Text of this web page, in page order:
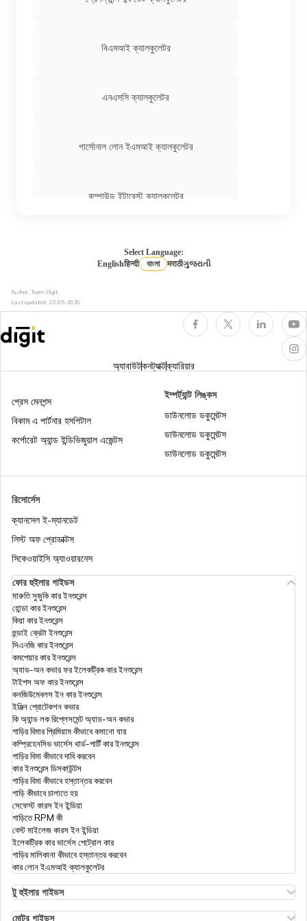
বিএমআই ক্যালকুলেটর
এনএসসি ক্যালকুলেটর
পার্সোনাল লোন ইএমআই ক্যালকুলেটর
কম্পাউন্ড ইন্টারেস্ট ক্যালকুলেটর
গ্র্যাচুইটি ক্যালকুলেটর
ইএমআই ক্যালকুলেটর
Select Language:
Englishहिन्दी বাংলা मराठीગુજરાતી
Author: Team Digit
Last updated: 22-05-2026
অ্যাবাউটকনট্যাক্টক্যারিয়ার
রিসোর্সেস
ক্যানসেল ই-ম্যানডেট
লিস্ট অফ প্রোডাক্টস
সিকেওয়াইসি অ্যাওয়ারনেস
প্রেস মেনশন্স
বিকাম এ পার্টনার হসপিটাল
কর্পোরেট অ্যান্ড ইন্ডিভিজুয়াল এজেন্টস
ইম্পর্ট্যান্ট লিঙ্কস
ডাউনলোড ডকুমেন্টস
ডাউনলোড ডকুমেন্টস
ডাউনলোড ডকুমেন্টস
ফোর হুইলার গাইডস
মারুতি সুজুকি কার ইনশুরেন্স
হোন্ডা কার ইনশুরেন্স
কিয়া কার ইনশুরেন্স
হুন্ডাই ক্রেটা ইনশুরেন্স
সিএনজি কার ইনশুরেন্স
কমপেয়ার কার ইনশুরেন্স
অ্যাড-অন কভার ফর ইলেকট্রিক কার ইনশুরেন্স
টাইপস অফ কার ইনশুরেন্স
কনজিউমেবলস ইন কার ইনশুরেন্স
ইঞ্জিন প্রোটেকশন কভার
কি অ্যান্ড লক রিপ্লেসমেন্ট অ্যাড-অন কভার
গাড়ির বিমার প্রিমিয়াম কীভাবে কমানো যায়
কম্প্রিহেনসিভ ভার্সেস থার্ড-পার্টি কার ইনশুরেন্স
গাড়ির বিমা কীভাবে দাবি করবেন
কার ইনশুরেন্স ডিসকাউন্টস
গাড়ির বিমা কীভাবে হস্তান্তর করবেন
গাড়ি কীভাবে চালাতে হয়
সেফেস্ট কারস ইন ইন্ডিয়া
গাড়িতে RPM কী
বেস্ট মাইলেজ কারস ইন ইন্ডিয়া
ইলেকট্রিক কার ভার্সেস পেট্রোল কার
গাড়ির মালিকানা কীভাবে হস্তান্তর করবেন
কার লোন ইএমআই ক্যালকুলেটর
টু হুইলার গাইডস
এথার এনার্জি বাইক ইনসুরেন্স
মোটর গাইডস